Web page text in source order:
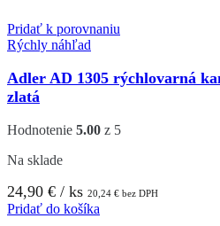
Pridať k porovnaniu
Rýchly náhľad
Adler AD 1305 rýchlovarná
zlatá
Hodnotenie 5.00 z 5
Na sklade
24,90 € / ks 20,24 € bez DPH
Pridať do košíka